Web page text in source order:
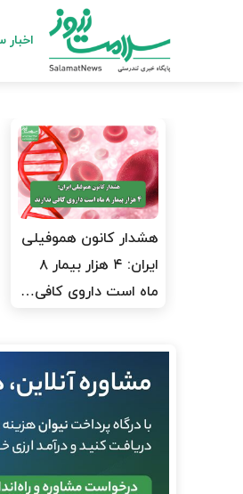
هشدار کانون هموفیلی
ایران: ۴ هزار بیمار ۸
ماه است داروی کافی…